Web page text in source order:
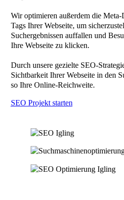
Wir optimieren außerdem die
Tags Ihrer Webseite, um
Suchergebnissen auffallen und
Ihre Webseite zu klicken.
Durch unsere gezielte SEO-
Sichtbarkeit Ihrer Webseite in den
so Ihre Online-Reichweite.
SEO Projekt starten